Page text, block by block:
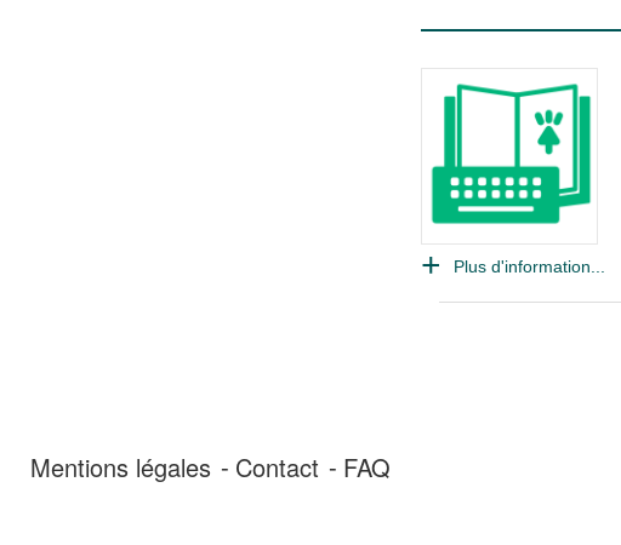
Plus d'information...
Mentions légales Contact FAQ